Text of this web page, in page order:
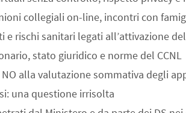
collegiali on-line, incontri con
e rischi sanitari legati all’attivazione
stato giuridico e norme del CCNL
NO alla valutazione sommativa degli
una questione irrisolta